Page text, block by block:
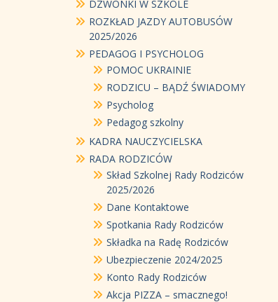
DZWONKI W SZKOLE
ROZKŁAD JAZDY AUTOBUSÓW
2025/2026
PEDAGOG I PSYCHOLOG
POMOC UKRAINIE
RODZICU – BĄDŹ ŚWIADOMY
Psycholog
Pedagog szkolny
KADRA NAUCZYCIELSKA
RADA RODZICÓW
Skład Szkolnej Rady Rodziców
2025/2026
Dane Kontaktowe
Spotkania Rady Rodziców
Składka na Radę Rodziców
Ubezpieczenie 2024/2025
Konto Rady Rodziców
Akcja PIZZA – smacznego!